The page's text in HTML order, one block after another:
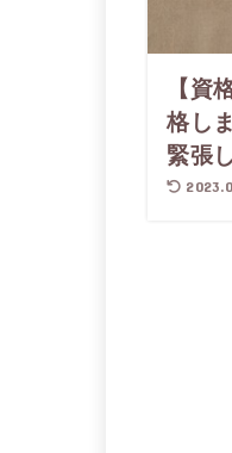
【資
格し
緊張